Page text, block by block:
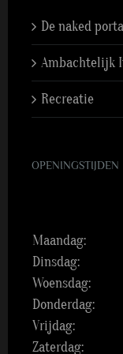
De naked
Ambachtelijk
Recreatie
OPENINGSTIJDEN
Maandag:
Dinsdag:
Woensdag:
Donderdag:
Vrijdag:
Zaterdag: